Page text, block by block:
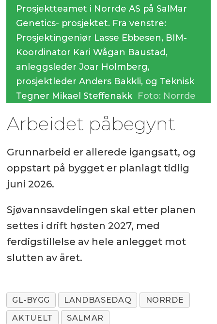
Prosjektteamet i Norrde AS på SalMar
Genetics- prosjektet. Fra venstre:
Prosjektingeniør Lasse Ebbesen, BIM-
Koordinator Kari Wågan Baustad,
anleggsleder Joar Holmberg,
prosjektleder Anders Bakkli, og Teknisk
Tegner Mikael Steffenakk Foto: Norrde
Arbeidet påbegynt
Grunnarbeid er allerede igangsatt, og
oppstart på bygget er planlagt tidlig
juni 2026.
Sjøvannsavdelingen skal etter planen
settes i drift høsten 2027, med
ferdigstillelse av hele anlegget mot
slutten av året.
GL-BYGG LANDBASEDAQ
NORRDE
AKTUELT
SALMAR